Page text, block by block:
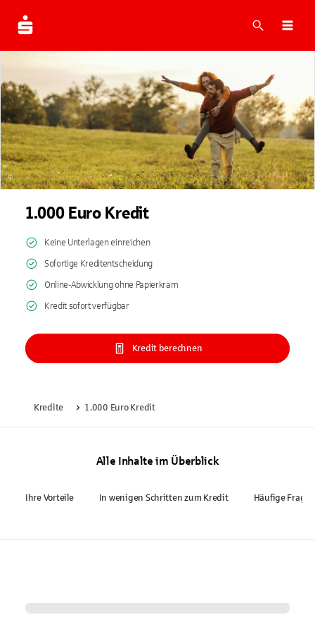
Suche
1.000 Euro Kredit
Keine Unterlagen einreichen
Sofortige Kreditentscheidung
Online-Abwicklung ohne Papierkram
Kredit sofort verfügbar
Kredit berechnen
Kredite 1.000 Euro Kredit
Alle Inhalte im Überblick
Ihre Vorteile In wenigen Schritten zum Kredit Häufige Fragen